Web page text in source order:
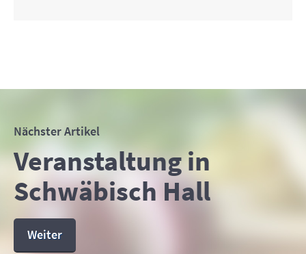
Nächster Artikel
Veranstaltung in
Schwäbisch Hall
Weiter